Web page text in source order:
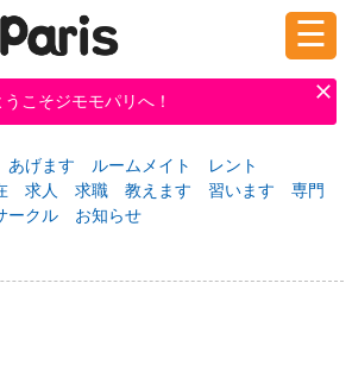
登録
教えて！
☰
うこそジモモパリへ！
あげます ルームメイト
レント
求人 求職 教えます 習います
専門
ークル お知らせ